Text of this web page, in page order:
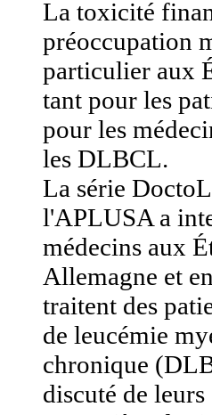
La toxicité
préoccupation
particulier aux
tant pour les
pour les
les DLBCL.
La série
l'APLUSA a
médecins aux
Allemagne et
traitent des
de leucémie
chronique
discuté de